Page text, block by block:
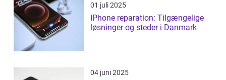
01 juli 2025
IPhone reparation: Tilgængelige
løsninger og steder i Danmark
04 juni 2025